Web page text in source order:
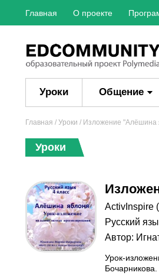
Главная О проекте
Уроки Общение
Главная / Уроки / Изложение "Алёшина
Уроки
ActivInspire
Русский
Автор:
Урок-
Бочарникова.